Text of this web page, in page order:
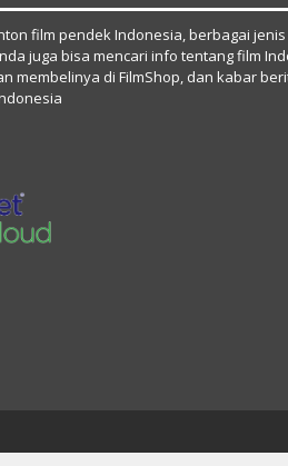
film pendek Indonesia, berbagai
juga bisa mencari info tentang film
membelinya di FilmShop, dan kabar